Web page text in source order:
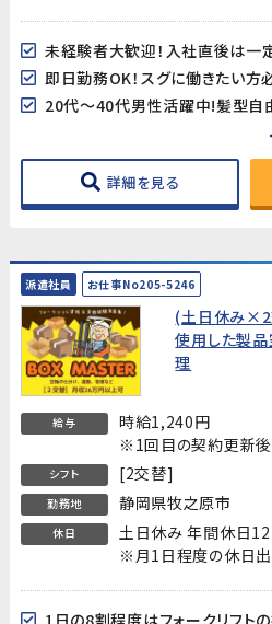
詳細を見る
派遣社員 お仕事No205-5246
(土日休み×2
使用した製品
理
給与
時給1,240円
※1回目の契約更新
シフト [2交替]
勤務地 静岡県牧之原市
休日
土日休み 年間休日
※月1日程度の休日出